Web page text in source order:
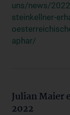
uns/news/
steinkellner-
aphar/
Julian
2022